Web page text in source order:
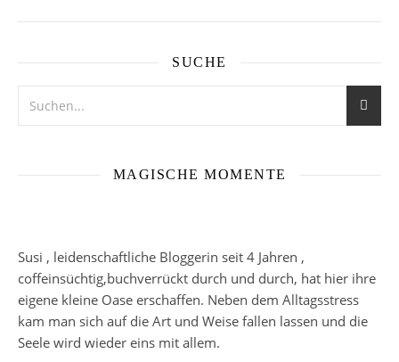
SUCHE
MAGISCHE MOMENTE
Susi , leidenschaftliche Bloggerin seit 4 Jahren ,
coffeinsüchtig,buchverrückt durch und durch, hat hier ihre
eigene kleine Oase erschaffen. Neben dem Alltagsstress
kam man sich auf die Art und Weise fallen lassen und die
Seele wird wieder eins mit allem.